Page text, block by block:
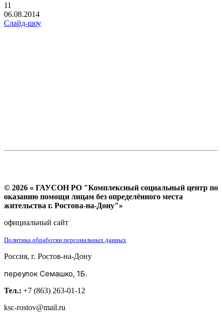
11
06.08.2014
Слайд-шоу
© 2026 « ГАУСОН РО "Комплексный социальный центр по
оказанию помощи лицам без определённого места
жительства г. Ростова-на-Дону"»
официальный сайт
Политика обработки персональных данных
Россия, г. Ростов-на-Дону
переулок Семашко, 1Б.
Тел.: +7 (863) 263-01-12
ksc-rostov@mail.ru